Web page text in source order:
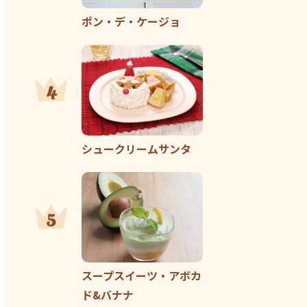
ポン・デ・ケージョ
シュークリームサンタ
スープスイーツ・アボカ
ド&バナナ